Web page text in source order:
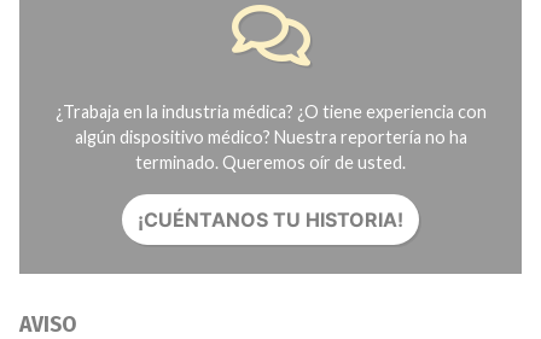
¿Trabaja en la industria médica? ¿O tiene experiencia con
algún dispositivo médico? Nuestra reportería no ha
terminado. Queremos oír de usted.
¡CUÉNTANOS TU HISTORIA!
AVISO